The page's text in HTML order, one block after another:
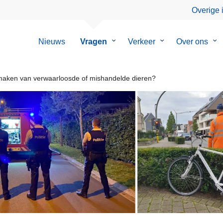
Overige
Nieuws Vragen
Submenu
Verkeer
SubmenuOver ons
van verwaarloosde of mishandelde dieren?